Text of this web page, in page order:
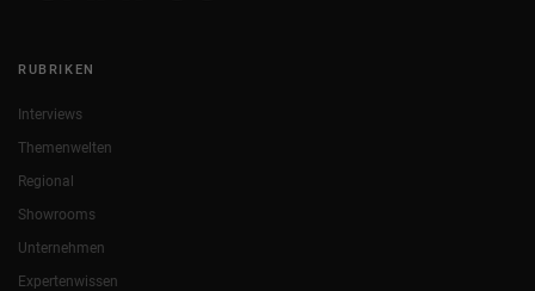
RUBRIKEN
Interviews
Themenwelten
Regional
Showrooms
Unternehmen
Expertenwissen